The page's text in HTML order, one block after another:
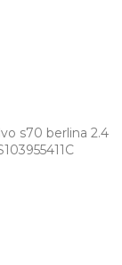
s70 berlina 2.4